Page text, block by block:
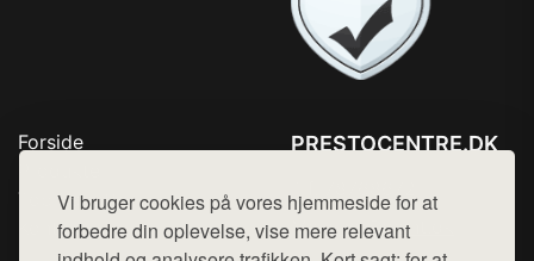
Vi bruger cookies på vores hjemmeside for at
forbedre din oplevelse, vise mere relevant
Forside
Top Rabatter
Kontakt
PRESTOCENTRE.DK
Mail: hej@want.dk